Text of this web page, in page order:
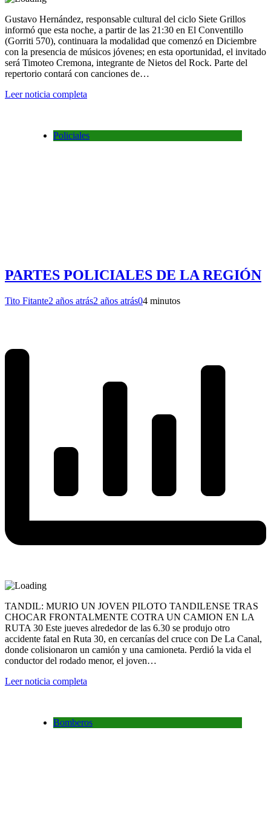
Gustavo Hernández, responsable cultural del ciclo Siete Grillos
informó que esta noche, a partir de las 21:30 en El Conventillo
(Gorriti 570), continuara la modalidad que comenzó en Diciembre
con la presencia de músicos jóvenes; en esta oportunidad, el invitado
será Timoteo Cremona, integrante de Nietos del Rock. Parte del
repertorio contará con canciones de…
Leer noticia completa
Policiales
PARTES POLICIALES DE LA REGIÓN
Tito Fitante2 años atrás2 años atrás04 minutos
TANDIL: MURIO UN JOVEN PILOTO TANDILENSE TRAS
CHOCAR FRONTALMENTE COTRA UN CAMION EN LA
RUTA 30 Este jueves alrededor de las 6.30 se produjo otro
accidente fatal en Ruta 30, en cercanías del cruce con De La Canal,
donde colisionaron un camión y una camioneta. Perdió la vida el
conductor del rodado menor, el joven…
Leer noticia completa
Bomberos